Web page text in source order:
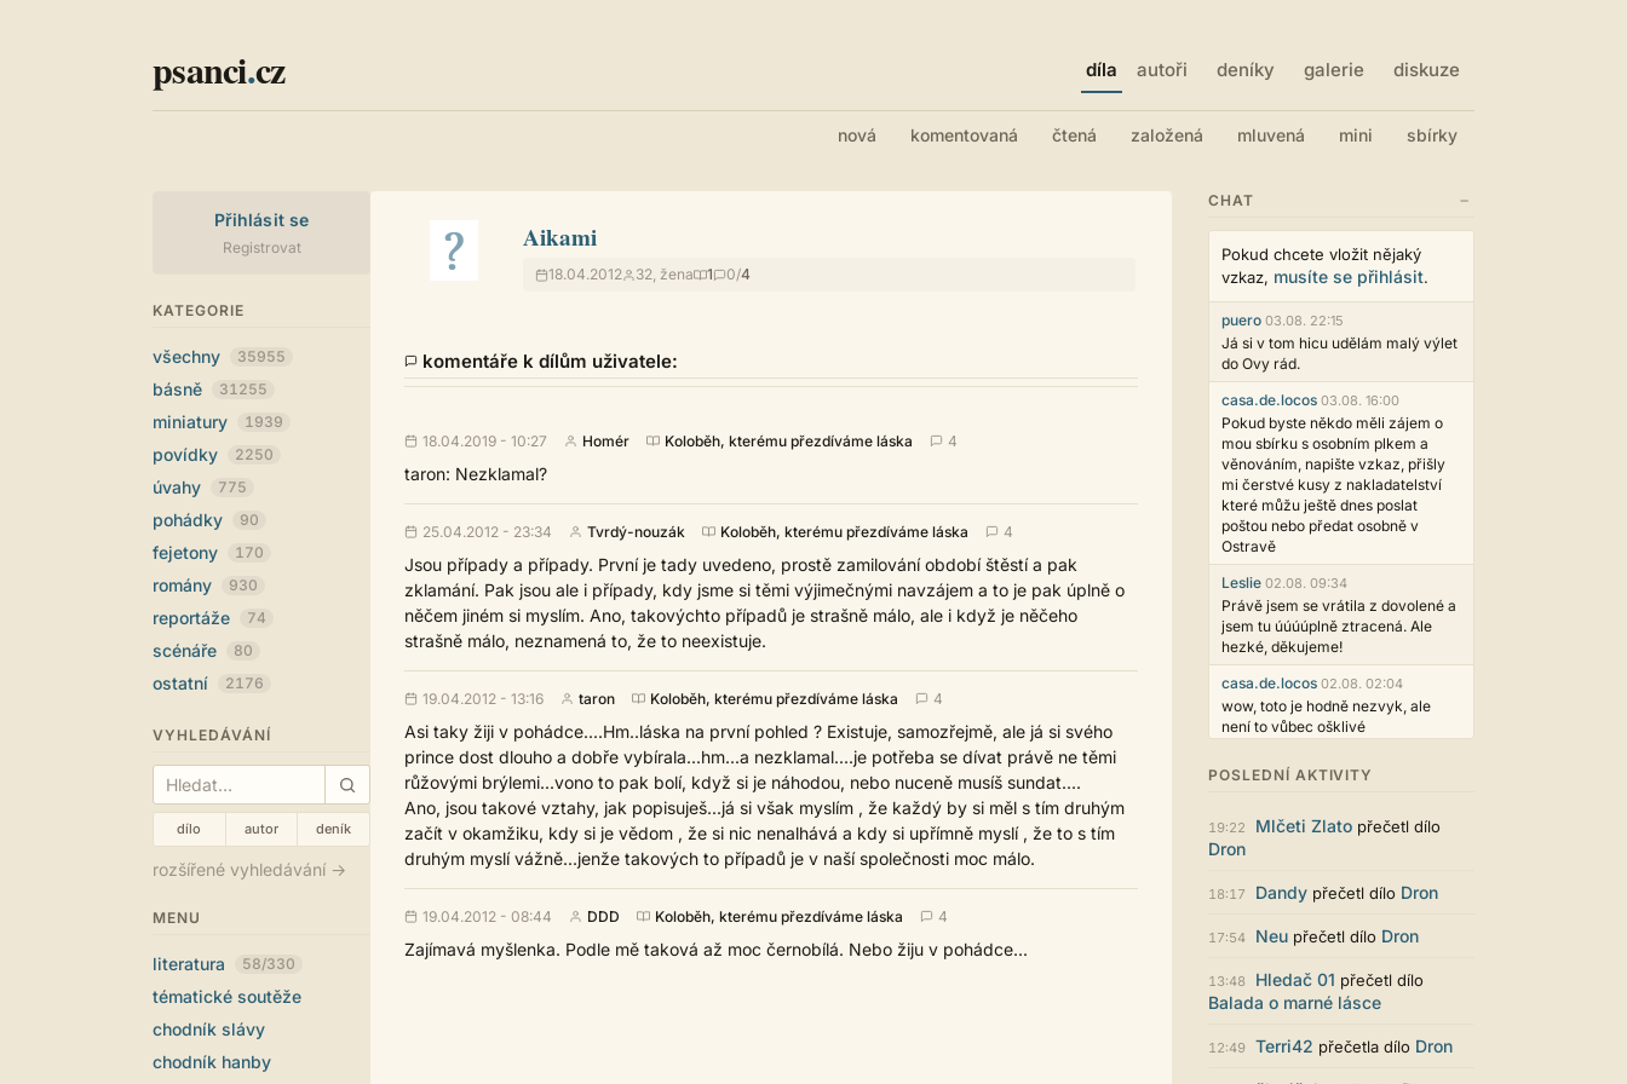
psanci.cz díla autoři deníky galerie diskuze
nová komentovaná čtená založená mluvená mini sbírky
Přihlásit se
Registrovat
KATEGORIE
všechny 35955
básně 31255
miniatury 1939
povídky 2250
úvahy 775
pohádky 90
fejetony 170
romány 930
reportáže 74
scénáře 80
ostatní 2176
VYHLEDÁVÁNÍ
dílo autor deník
rozšířené vyhledávání →
MENU
literatura 58/330
tématické soutěže
chodník slávy
chodník hanby
Aikami
18.04.2012 32, žena 1 0/4
komentáře k dílům uživatele:
18.04.2019 - 10:27 Homér Koloběh, kterému přezdíváme láska 4
taron: Nezklamal?
25.04.2012 - 23:34 Tvrdý-nouzák Koloběh, kterému přezdíváme láska 4
Jsou případy a případy. První je tady uvedeno, prostě zamilování období štěstí a pak
zklamání. Pak jsou ale i případy, kdy jsme si těmi výjimečnými navzájem a to je pak úplně o
něčem jiném si myslím. Ano, takovýchto případů je strašně málo, ale i když je něčeho
strašně málo, neznamená to, že to neexistuje.
19.04.2012 - 13:16 taron Koloběh, kterému přezdíváme láska 4
Asi taky žiji v pohádce....Hm..láska na první pohled ? Existuje, samozřejmě, ale já si svého
prince dost dlouho a dobře vybírala...hm...a nezklamal....je potřeba se dívat právě ne těmi
růžovými brýlemi...vono to pak bolí, když si je náhodou, nebo nuceně musíš sundat....
Ano, jsou takové vztahy, jak popisuješ...já si však myslím , že každý by si měl s tím druhým
začít v okamžiku, kdy si je vědom , že si nic nenalhává a kdy si upřímně myslí , že to s tím
druhým myslí vážně...jenže takových to případů je v naší společnosti moc málo.
19.04.2012 - 08:44 DDD Koloběh, kterému přezdíváme láska 4
Zajímavá myšlenka. Podle mě taková až moc černobílá. Nebo žiju v pohádce...
CHAT −
Pokud chcete vložit nějaký
vzkaz, musíte se přihlásit.
puero 03.08. 22:15
Já si v tom hicu udělám malý výlet
do Ovy rád.
casa.de.locos 03.08. 16:00
Pokud byste někdo měli zájem o
mou sbírku s osobním plkem a
věnováním, napište vzkaz, přišly
mi čerstvé kusy z nakladatelství
které můžu ještě dnes poslat
poštou nebo předat osobně v
Ostravě
Leslie 02.08. 09:34
Právě jsem se vrátila z dovolené a
jsem tu úúúúplně ztracená. Ale
hezké, děkujeme!
casa.de.locos 02.08. 02:04
wow, toto je hodně nezvyk, ale
není to vůbec ošklivé
Jarda468
Už i počet přečtení jde vidět,
myslím také už v pořádku,
perfektní práce :)
Singularis
30.07. 06:19
Líbí se mi tmavá varianta nového
vzhledu. Na některých místech
jsou sice mezi prvky příliš velké
mezery, ale když mě to bude štvát,
určitě to půjde upravit místním
stylem... Celkově je styl dobře
POSLEDNÍ AKTIVITY
19:22 Mlčeti Zlato přečetl dílo
Dron
18:17 Dandy přečetl dílo Dron
17:54 Neu přečetl dílo Dron
13:48 Hledač 01 přečetl dílo
Balada o marné lásce
12:49 Terri42 přečetla dílo Dron